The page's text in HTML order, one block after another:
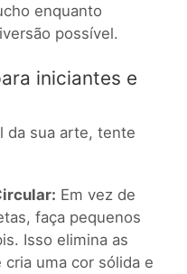
enquanto
possível.
iniciantes e
da sua arte, tente
Em vez de
faça pequenos
Isso elimina as
cria uma cor sólida e